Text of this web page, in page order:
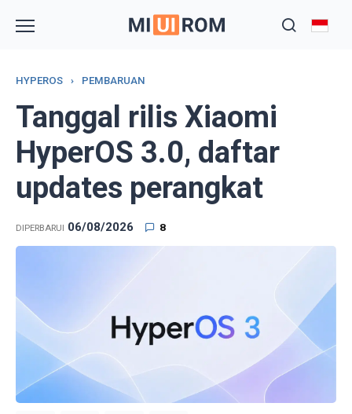
HYPEROS › PEMBARUAN
Tanggal rilis Xiaomi
HyperOS 3.0, daftar
updates perangkat
DIPERBARUI 06/08/2026 8